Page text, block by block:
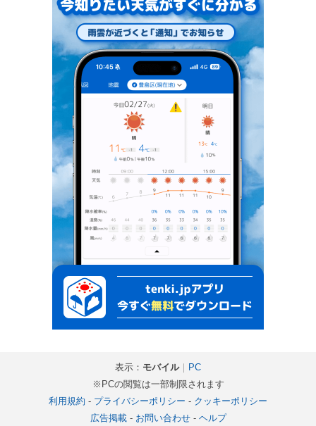
表示： モバイル｜ PC
※PCの閲覧は一部制限されます
利用規約 - プライバシーポリシー - クッキーポリシー
広告掲載- お問い合わせ- ヘルプ